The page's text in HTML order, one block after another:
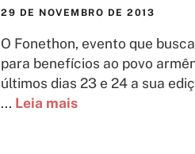
29 DE NOVEMBRO DE 2013
O Fonethon, evento que
para benefícios ao povo
últimos dias 23 e 24 a sua
... Leia mais